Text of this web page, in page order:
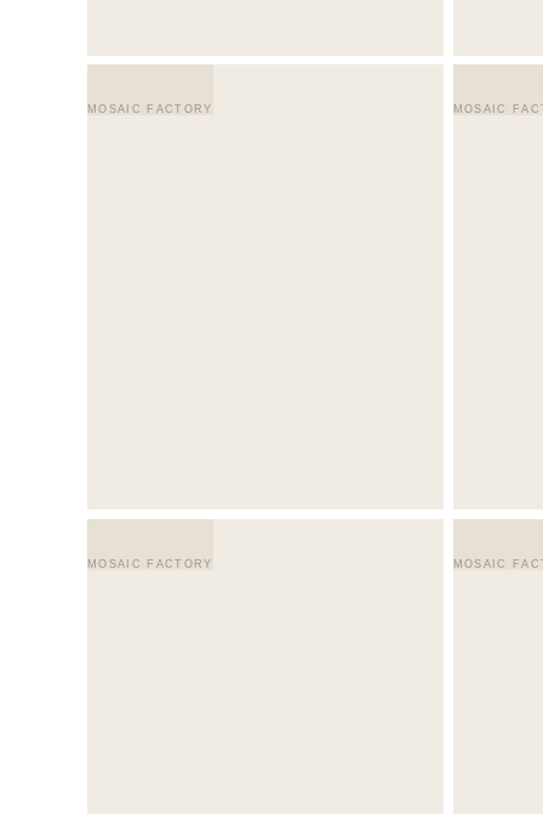
MOSAIC FACTORY MOSAIC
MOSAIC FACTORY MOSAIC